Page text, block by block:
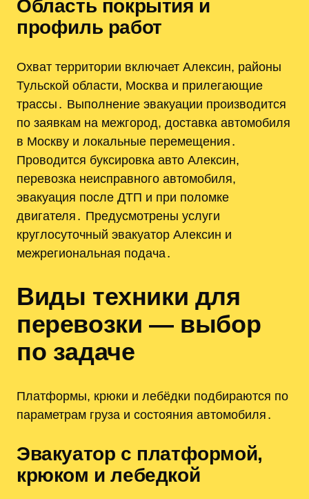
Область покрытия и
профиль работ
Охват территории включает Алексин, районы
Тульской области, Москва и прилегающие
трассы․ Выполнение эвакуации производится
по заявкам на межгород, доставка автомобиля
в Москву и локальные перемещения․
Проводится буксировка авто Алексин,
перевозка неисправного автомобиля,
эвакуация после ДТП и при поломке
двигателя․ Предусмотрены услуги
круглосуточный эвакуатор Алексин и
межрегиональная подача․
Виды техники для
перевозки — выбор
по задаче
Платформы, крюки и лебёдки подбираются по
параметрам груза и состояния автомобиля․
Эвакуатор с платформой,
крюком и лебедкой